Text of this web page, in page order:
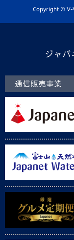
ホームタウン
Copyright © V-
ジャパ
通信販売事業